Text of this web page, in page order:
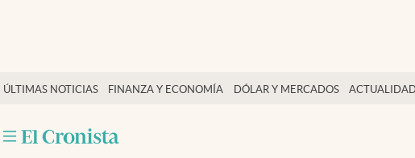
ÚLTIMAS NOTICIAS FINANZA Y ECONOMÍA DÓLAR Y MERCADOS
Salud y nutrición